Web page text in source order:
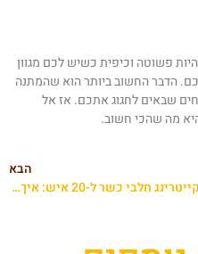
פשוטה וכיפית כשיש לכם מגוון
הדבר החשוב ביותר הוא שהמתנה
לחגוג אתכם. אז אל
מה שהכי חשוב.
הבא
קייטרינג חלבי כשר ל-20 איש: איך בוחרים תפריט, כשרות ושירות מתאים